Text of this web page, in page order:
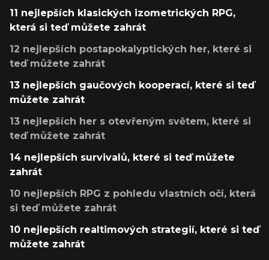
11 nejlepších klasických izometrických RPG,
která si teď můžete zahrát
12 nejlepších postapokalyptických her, které si
teď můžete zahrát
13 nejlepších gaučových kooperací, které si teď
můžete zahrát
13 nejlepších her s otevřeným světem, které si
teď můžete zahrát
14 nejlepších survivalů, které si teď můžete
zahrát
10 nejlepších RPG z pohledu vlastních očí, která
si teď můžete zahrát
10 nejlepších realtimových strategií, které si teď
můžete zahrát